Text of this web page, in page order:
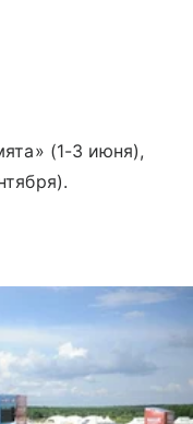
(1-3 июня),